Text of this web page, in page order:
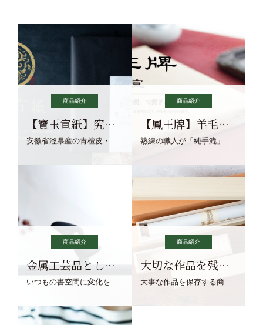
商品紹介
【寶玉宣紙】究極の純粋な宣紙を目指す寶玉宣紙
安徽省涇県産の青檀皮・砂田稲藁・清らかな渓流水、熟練手漉き職人の卓越した手漉技術による最高級の純宣紙です。
商品紹介
【鳳王牌】羊毛筆×濃墨での揮毫に最適な宣紙系画仙紙
熟練の職人が「純手漉」で漉きあげる書画紙。宣紙を好まれるお客様向けの棉料単宣に漉きあげました。
商品紹介
金属工芸品としての文鎮
いつもの書空間に変化を与えてくれる、見ているだけで愉しくなる金属工芸品の文鎮をご紹介します。
商品紹介
大切な作品を残す作品保存商品
大事な作品を保存する商品を取りまとめてご紹介ます。